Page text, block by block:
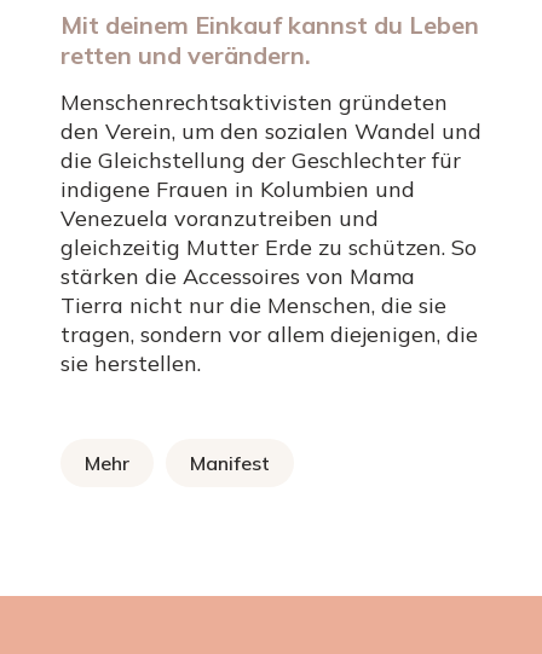
Mit deinem Einkauf kannst du Leben
retten und verändern.
Menschenrechtsaktivisten gründeten
den Verein, um den sozialen Wandel und
die Gleichstellung der Geschlechter für
indigene Frauen in Kolumbien und
Venezuela voranzutreiben und
gleichzeitig Mutter Erde zu schützen. So
stärken die Accessoires von Mama
Tierra nicht nur die Menschen, die sie
tragen, sondern vor allem diejenigen, die
sie herstellen.
Mehr Manifest